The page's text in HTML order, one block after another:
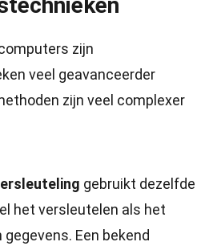
zijn
veel geavanceerder
zijn veel complexer
gebruikt dezelfde
het versleutelen als het
Een bekend